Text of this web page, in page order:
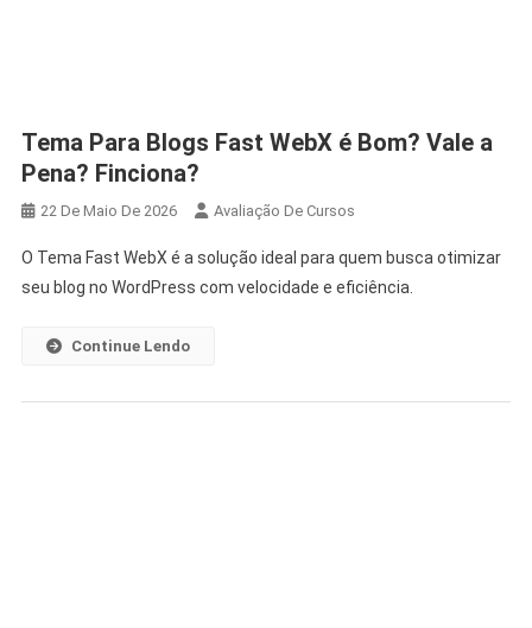
Tema Para Blogs Fast WebX é Bom? Vale a
Pena? Finciona?
22 De Maio De 2026 Avaliação De Cursos
O Tema Fast WebX é a solução ideal para quem busca otimizar
seu blog no WordPress com velocidade e eficiência.
Continue Lendo